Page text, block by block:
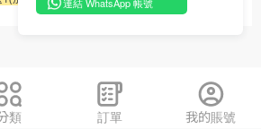
$15.00
類 訂單 我的賬號